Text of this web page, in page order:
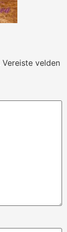
Vereiste velden